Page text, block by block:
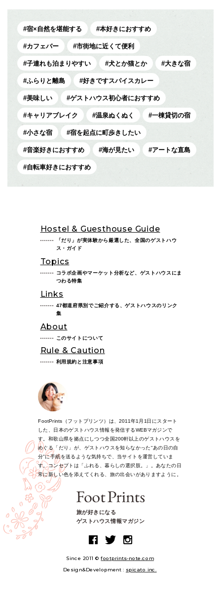
宿×自然を堪能する 本好きにおすすめ
カフェバー 市街地に近くて便利
子連れも泊まりやすい 犬とか猫とか 大きな宿
ふらりと離島 好きですスパイスカレー
美味しい ゲストハウス初心者におすすめ
キャリアブレイク 温泉ぬくぬく 一棟貸切の宿
小さな宿 宿を起点に町歩きしたい
音楽好きにおすすめ 海が見たい アートな直島
自転車好きにおすすめ
Hostel & Guesthouse Guide
「だり」が実体験から厳選した、全国のゲストハウ
ス・ガイド
Topics
コラボ企画やマーケット分析など、ゲストハウスにま
つわる特集
Links
47都道府県別でご紹介する、ゲストハウスのリンク
集
About
このサイトについて
Rule & Caution
利用規約と注意事項
FootPrints（フットプリンツ）は、2011年1月1日にスタート
した、日本のゲストハウス情報を発信するWEBマガジンで
す。和歌山県を拠点にしつつ全国200軒以上のゲストハウスを
めぐる「だり」が、ゲストハウスを知らなかった“あの日の自
分”に手紙を送るような気持ちで、当サイトを運営していま
す。コンセプトは「ふれる、暮らしの選択肢。」。あなたの日
常に新しい色を添えてくれる、旅の出会いがありますように。
旅が好きになる
ゲストハウス情報マガジン
Since 2011 © footprints-note.com
Design&Development : spicato inc.